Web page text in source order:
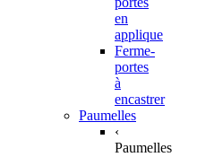
en
applique
Ferme-
portes
à
encastrer
Paumelles
‹
Paumelles